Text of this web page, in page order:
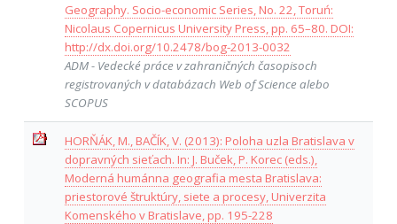
Geography. Socio-economic Series, No. 22, Toruń:
Nicolaus Copernicus University Press, pp. 65–80. DOI:
http://dx.doi.org/10.2478/bog-2013-0032
ADM - Vedecké práce v zahraničných časopisoch
registrovaných v databázach Web of Science alebo
SCOPUS
HORŇÁK, M., BAČÍK, V. (2013): Poloha uzla Bratislava v
dopravných sieťach. In: J. Buček, P. Korec (eds.),
Moderná humánna geografia mesta Bratislava:
priestorové štruktúry, siete a procesy, Univerzita
Komenského v Bratislave, pp. 195-228